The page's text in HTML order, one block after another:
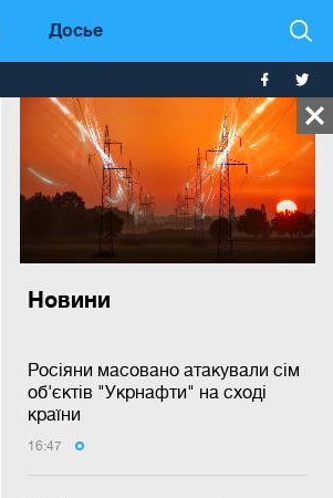
Досье
Новини
Росіяни масовано атакували сім
об'єктів "Укрнафти" на сході
країни
16:47